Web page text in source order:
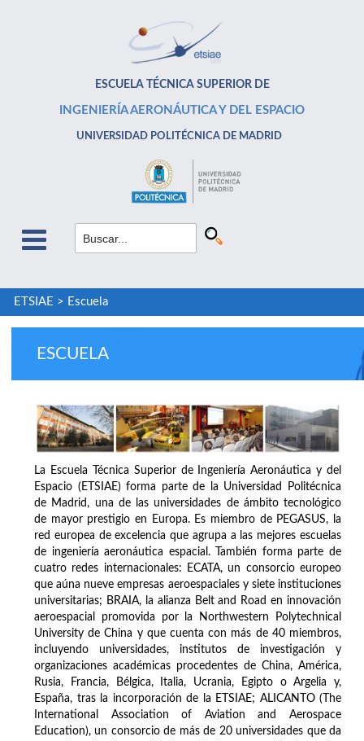
ESCUELA TÉCNICA SUPERIOR DE
INGENIERÍA AERONÁUTICA Y DEL ESPACIO
UNIVERSIDAD POLITÉCNICA DE MADRID
ETSIAE > Escuela
ESCUELA
La Escuela Técnica Superior de Ingeniería Aeronáutica y del
Espacio (ETSIAE) forma parte de la Universidad Politécnica
de Madrid, una de las universidades de ámbito tecnológico
de mayor prestigio en Europa. Es miembro de PEGASUS, la
red europea de excelencia que agrupa a las mejores escuelas
de ingeniería aeronáutica espacial. También forma parte de
cuatro redes internacionales: ECATA, un consorcio europeo
que aúna nueve empresas aeroespaciales y siete instituciones
universitarias; BRAIA, la alianza Belt and Road en innovación
aeroespacial promovida por la Northwestern Polytechnical
University de China y que cuenta con más de 40 miembros,
incluyendo universidades, institutos de investigación y
organizaciones académicas procedentes de China, América,
Rusia, Francia, Bélgica, Italia, Ucrania, Egipto o Argelia y,
España, tras la incorporación de la ETSIAE; ALICANTO (The
International Association of Aviation and Aerospace
Education), un consorcio de más de 20 universidades que da